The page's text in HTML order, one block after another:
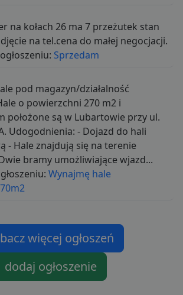
na kołach 26 ma 7 przeżutek stan
na tel.cena do małej negocjacji.
Sprzedam
pod magazyn/działalność
o powierzchni 270 m2 i
położone są w Lubartowie przy ul.
Udogodnienia: - Dojazd do hali
- Hale znajdują się na terenie
bramy umożliwiające wjazd...
Wynajmę hale
więcej ogłoszeń
dodaj ogłoszenie